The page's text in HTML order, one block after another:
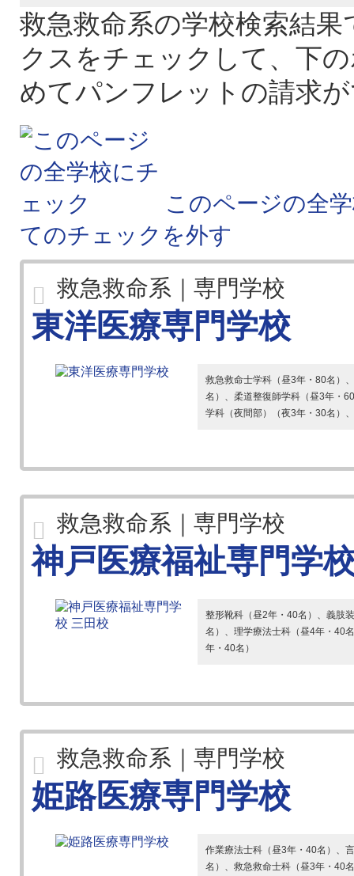
救急救命系の学校検索結
クスをチェックして、下
めてパンフレットの請求
このページの全
てのチェックを外す
救急救命系｜専門学校
東洋医療専門学校
救急救命士学科（昼3年・80名）
名）、柔道整復師学科（昼3年・
学科（夜間部）（夜3年・30名）
救急救命系｜専門学校
神戸医療福祉専門学
整形靴科（昼2年・40名）、義肢
名）、理学療法士科（昼4年・40
年・40名）
救急救命系｜専門学校
姫路医療専門学校
作業療法士科（昼3年・40名）、
名）、救急救命士科（昼3年・40